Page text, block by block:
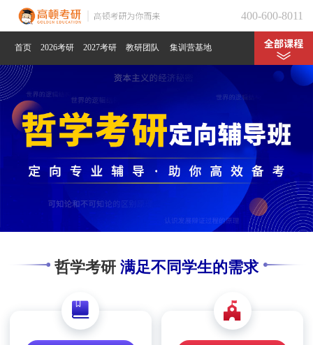
400-600-8011
首页 2026考研 2027考研 教研团队 集训营基地
哲学考研 满足不同学生的需求